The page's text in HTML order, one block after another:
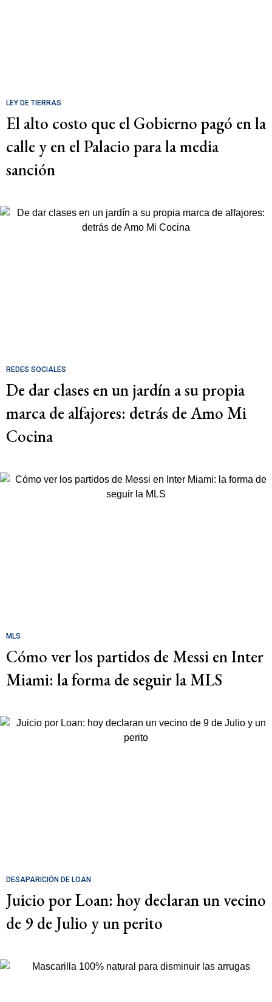
LEY DE TIERRAS
El alto costo que el Gobierno pagó en la
calle y en el Palacio para la media
sanción
REDES SOCIALES
De dar clases en un jardín a su propia
marca de alfajores: detrás de Amo Mi
Cocina
MLS
Cómo ver los partidos de Messi en Inter
Miami: la forma de seguir la MLS
DESAPARICIÓN DE LOAN
Juicio por Loan: hoy declaran un vecino
de 9 de Julio y un perito